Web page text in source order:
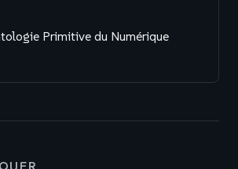
Primitive du Numérique